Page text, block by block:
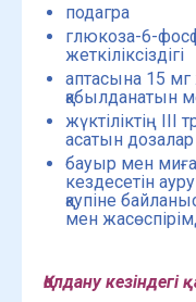
подагра
глюкоза-6-
жеткіліксіздігі
аптасына 15
қабылданатын
жүктіліктің III
асатын дозалар
бауыр мен миға
кездесетін
қаупіне
мен
Қолдану